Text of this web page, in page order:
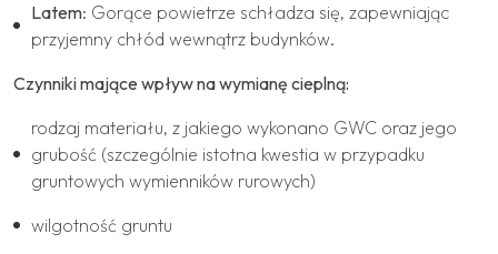
Latem: Gorące powietrze schładza się, zapewniając
przyjemny chłód wewnątrz budynków.
Czynniki mające wpływ na wymianę cieplną:
rodzaj materiału, z jakiego wykonano GWC oraz jego
grubość (szczególnie istotna kwestia w przypadku
gruntowych wymienników rurowych)
wilgotność gruntu